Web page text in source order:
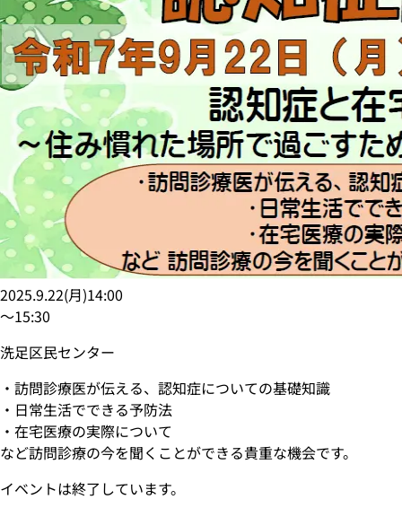
2025.9.22(月)14:00
〜15:30
洗足区民センター
・訪問診療医が伝える、認知症についての基礎知識
・日常生活でできる予防法
・在宅医療の実際について
など訪問診療の今を聞くことができる貴重な機会です。
イベントは終了しています。